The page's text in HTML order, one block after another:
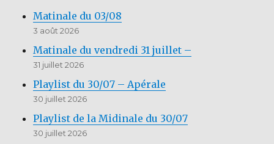
Matinale du 03/08
3 août 2026
Matinale du vendredi 31 juillet –
31 juillet 2026
Playlist du 30/07 – Apérale
30 juillet 2026
Playlist de la Midinale du 30/07
30 juillet 2026